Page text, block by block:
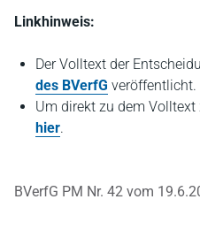
Linkhinweis:
Der Volltext der
des BVerfG veröffentlicht.
Um direkt zu dem
hier.
BVerfG PM Nr. 42 vom